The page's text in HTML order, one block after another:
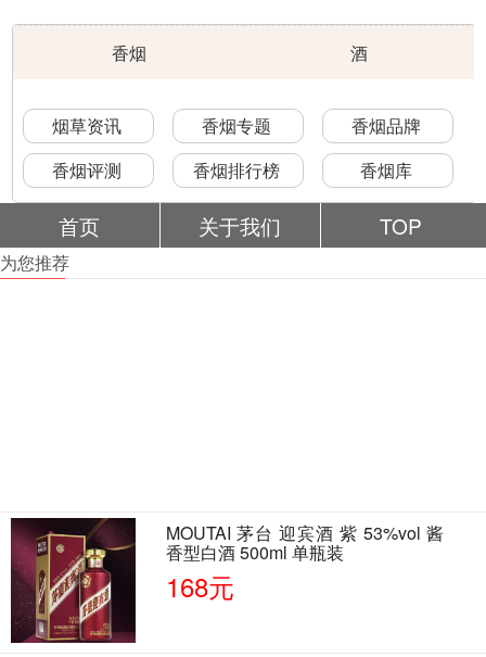
香烟 酒
烟草资讯 香烟专题
香烟品牌
香烟评测
香烟排行榜 香烟库
首页 关于我们 TOP
为您推荐
MOUTAI 茅台 迎宾酒 紫 53%vol 酱
香型白酒 500ml 单瓶装
168元